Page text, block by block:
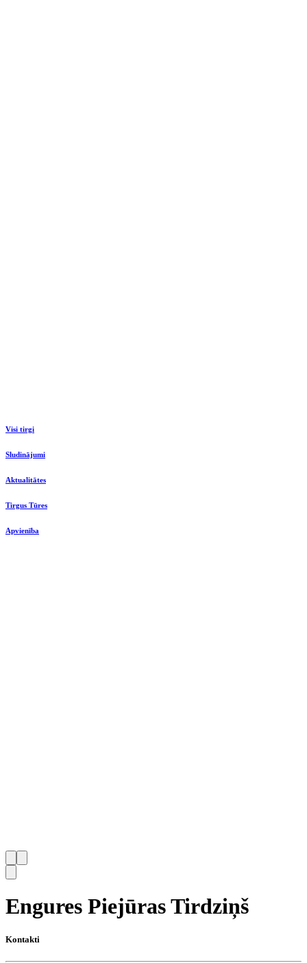
Visi tirgi
Sludinājumi
Aktualitātes
Tirgus Tūres
Apvienība
Engures Piejūras Tirdziņš
Kontakti